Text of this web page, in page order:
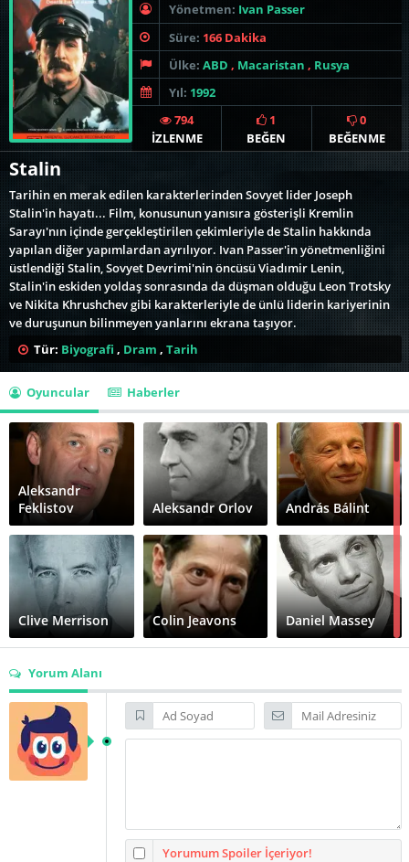
Yönetmen: Ivan Passer
Süre: 166 Dakika
Ülke: ABD , Macaristan , Rusya
Yıl: 1992
794
İZLENME
1
BEĞEN
0
BEĞENME
Stalin
Tarihin en merak edilen karakterlerinden Sovyet lider Joseph
Stalin'in hayatı... Film, konusunun yanısıra gösterişli Kremlin
Sarayı'nın içinde gerçekleştirilen çekimleriyle de Stalin hakkında
yapılan diğer yapımlardan ayrılıyor. Ivan Passer'in yönetmenliğini
üstlendiği Stalin, Sovyet Devrimi'nin öncüsü Viadımir Lenin,
Stalin'in eskiden yoldaş sonrasında da düşman olduğu Leon Trotsky
ve Nikita Khrushchev gibi karakterleriyle de ünlü liderin kariyerinin
ve duruşunun bilinmeyen yanlarını ekrana taşıyor.
Tür: Biyografi , Dram , Tarih
Oyuncular Haberler
Aleksandr
Feklistov
Aleksandr Orlov András Bálint
Clive Merrison Colin Jeavons Daniel Massey
Evgeniy Lazarev Frank Finlay Jeroen Krabbé
Joan Plowright Julia Ormond
Yorum Alanı
Yorumum Spoiler İçeriyor!